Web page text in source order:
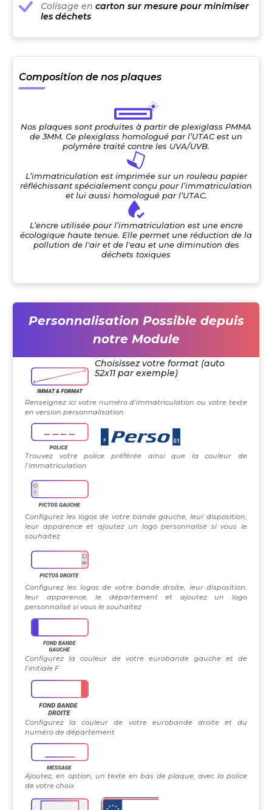
Colisage en carton sur mesure pour minimiser
les déchets
Composition de nos plaques
Nos plaques sont produites à partir de plexiglass PMMA
de 3MM. Ce plexiglass homologué par l’UTAC est un
polymère traité contre les UVA/UVB.
L’immatriculation est imprimée sur un rouleau papier
réfléchissant spécialement conçu pour l’immatriculation
et lui aussi homologué par l’UTAC.
L’encre utilisée pour l’immatriculation est une encre
écologique haute tenue. Elle permet une réduction de la
pollution de l'air et de l'eau et une diminution des
déchets toxiques
Personnalisation Possible depuis
notre Module
Choisissez votre format (auto
52x11 par exemple)
Renseignez ici votre numéro d’immatriculation ou votre texte
en version personnalisation
Trouvez votre police préférée ainsi que la couleur de
l’immatriculation
Configurez les logos de votre bande gauche, leur disposition,
leur apparence et ajoutez un logo personnalisé si vous le
souhaitez
Configurez les logos de votre bande droite, leur disposition,
leur apparence, le département et ajoutez un logo
personnalisé si vous le souhaitez
Configurez la couleur de votre eurobande gauche et de
l’initiale F
Configurez la couleur de votre eurobande droite et du
numéro de département
Ajoutez, en option, un texte en bas de plaque, avec la police
de votre choix